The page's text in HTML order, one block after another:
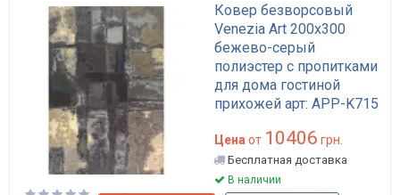
Ковер безворсовый
Venezia Art 200x300
бежево-серый
полиэстер с пропитками
для дома гостиной
прихожей арт: APP-K715
Цена от 10406 грн.
Бесплатная доставка
В наличии